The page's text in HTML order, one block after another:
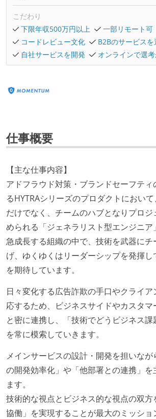
こだわり
下限年収500万円以上
一部リモート可
コードレビュー文化
B2Bのサービスを
自社サービスを開発
オンラインで選
仕事概要
【主な仕事内容】
アドフラウド対策・ブランドセーフテ
るHYTRAシリーズのプロダクトにおい
だけでなく、チームのハブとなりプロ
められる「ジェネラリスト型エンジニア
急成長する組織の中で、技術を武器にチ
げ、ゆくゆくはリーダーシップを発揮し
を期待しています。
日々変化する広告詐欺の手口やクライ
応するため、ビジネスサイドやカスタ
と密に連携し、「技術でどうビジネス課
を常に模索していきます。
メインサービスの設計・開発を担いな
の開発効率化」や「他部署との連携」を
ます。
技術的な視点とビジネス的な視点の双方
協働」を実現することが最大のミッショ